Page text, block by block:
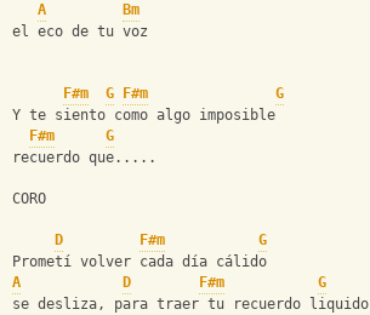
A
Bm
el eco de tu voz
F#m G F#m
G
Y te siento como algo imposible
F#m
G
recuerdo que.....
CORO
D F#m
G
Prometí volver cada día cálido
A
D F#m
G
se desliza, para traer tu recuerdo liquido